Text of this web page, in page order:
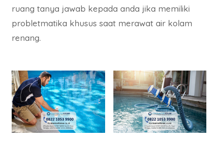
ruang tanya jawab kepada anda jika memiliki
probletmatika khusus saat merawat air kolam
renang.